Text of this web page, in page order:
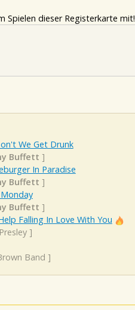
Spielen dieser Registerkarte mit!
We Get Drunk
Buffett ]
In Paradise
Buffett ]
Buffett ]
Falling In Love With You
]
Band ]